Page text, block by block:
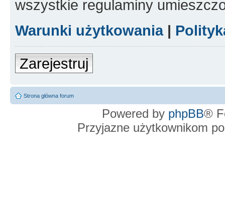
wszystkie regulaminy
Warunki użytkowania|
Zarejestruj
Strona główna forum
Powered by phpBB®
Przyjazne użytkownikom